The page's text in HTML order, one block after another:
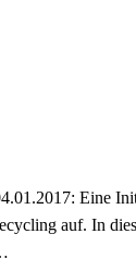
Eine
auf. In